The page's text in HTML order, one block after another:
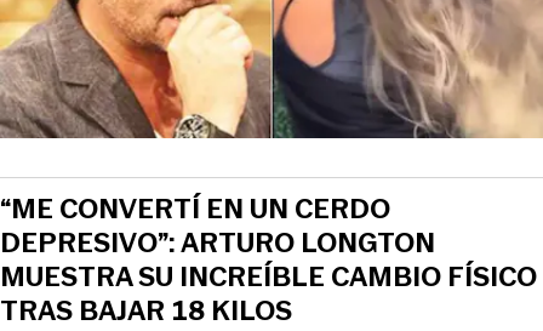
“ME CONVERTÍ EN UN CERDO
DEPRESIVO”: ARTURO LONGTON
MUESTRA SU INCREÍBLE CAMBIO FÍSICO
TRAS BAJAR 18 KILOS